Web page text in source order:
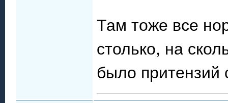
Там тоже все
столько, на
было притензий